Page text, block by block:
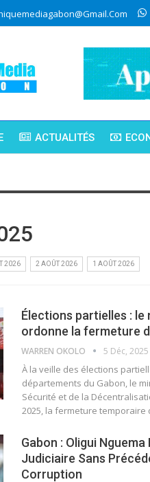
ACTUALITÉS
2026 2 AOÛT 2026 1 AOÛT 2026
Élections partielles : le
ordonne la fermeture
WARREN OKOLO 5 Déc, 2025
À la veille des élections
départements du Gabon, le
Sécurité et de la
2025, la fermeture
Gabon : Oligui
Judiciaire Sans
Corruption